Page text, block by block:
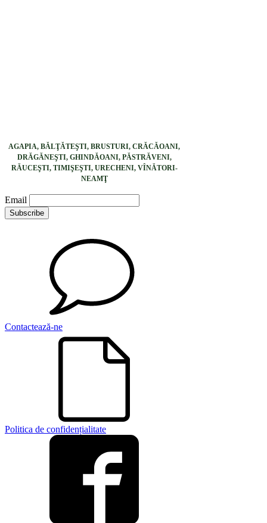
AGAPIA, BĂLŢĂTEŞTI, BRUSTURI, CRĂCĂOANI,
DRĂGĂNEŞTI, GHINDĂOANI, PĂSTRĂVENI,
RĂUCEŞTI, TIMIŞEŞTI, URECHENI, VÎNĂTORI-
NEAMŢ
Email
Contactează-ne
Politica de confidențialitate